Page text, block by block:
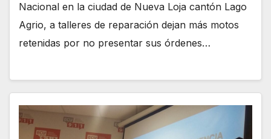
Nacional en la ciudad de Nueva Loja cantón Lago
Agrio, a talleres de reparación dejan más motos
retenidas por no presentar sus órdenes…